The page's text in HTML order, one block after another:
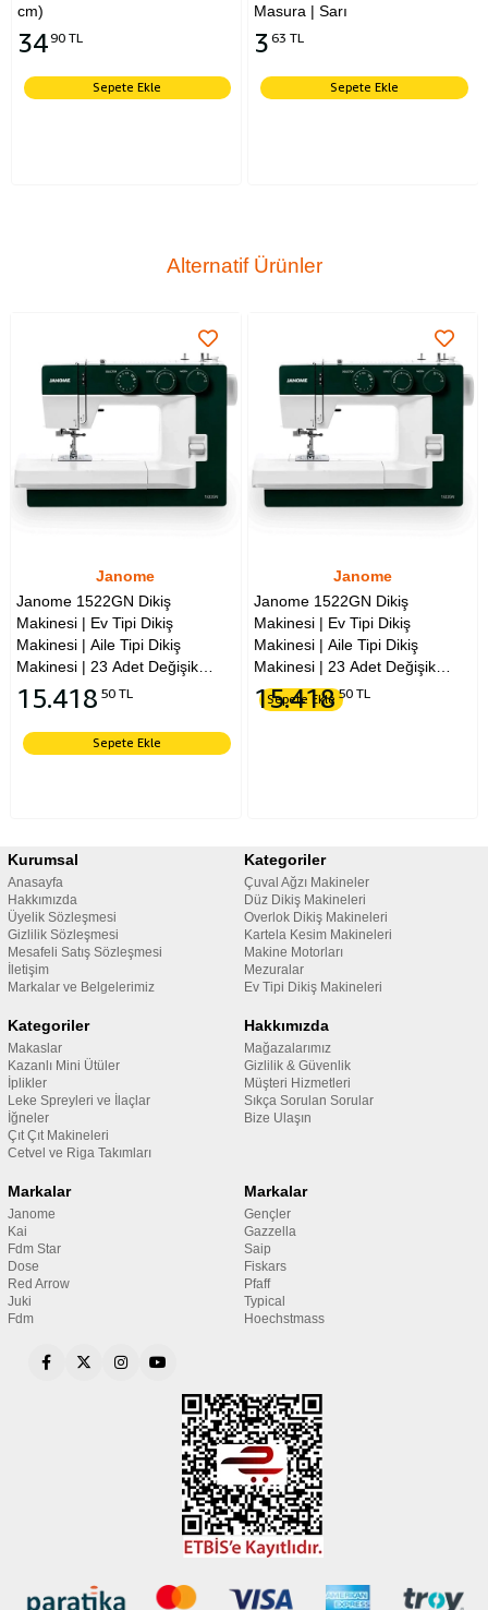
cm)
3490 TL
Sepete Ekle
Masura | Sarı
3 63 TL
Sepete Ekle
Alternatif Ürünler
Janome
Janome 1522GN Dikiş
Makinesi | Ev Tipi Dikiş
Makinesi | Aile Tipi Dikiş
Makinesi | 23 Adet Değişik
Dekoratif Dikiş | 5 mm
Genişliğinde Zigzak | Yeşil
15.418 50 TL
Sepete Ekle
Janome
Janome 1522GN Dikiş
Makinesi | Ev Tipi Dikiş
Makinesi | Aile Tipi Dikiş
Makinesi | 23 Adet Değişik
Dekoratif Dikiş | 5 mm
Genişliğinde Zigzak | Yeşil
15.41850 TL
Sepete Ekle
Kurumsal
Anasayfa
Hakkımızda
Üyelik Sözleşmesi
Gizlilik Sözleşmesi
Mesafeli Satış Sözleşmesi
İletişim
Markalar ve Belgelerimiz
Kategoriler
Çuval Ağzı Makineler
Düz Dikiş Makineleri
Overlok Dikiş Makineleri
Kartela Kesim Makineleri
Makine Motorları
Mezuralar
Ev Tipi Dikiş Makineleri
Kategoriler
Makaslar
Kazanlı Mini Ütüler
İplikler
Leke Spreyleri ve İlaçlar
İğneler
Çıt Çıt Makineleri
Cetvel ve Riga Takımları
Hakkımızda
Mağazalarımız
Gizlilik & Güvenlik
Müşteri Hizmetleri
Sıkça Sorulan Sorular
Bize Ulaşın
Markalar
Janome
Kai
Fdm Star
Dose
Red Arrow
Juki
Fdm
Markalar
Gençler
Gazzella
Saip
Fiskars
Pfaff
Typical
Hoechstmass